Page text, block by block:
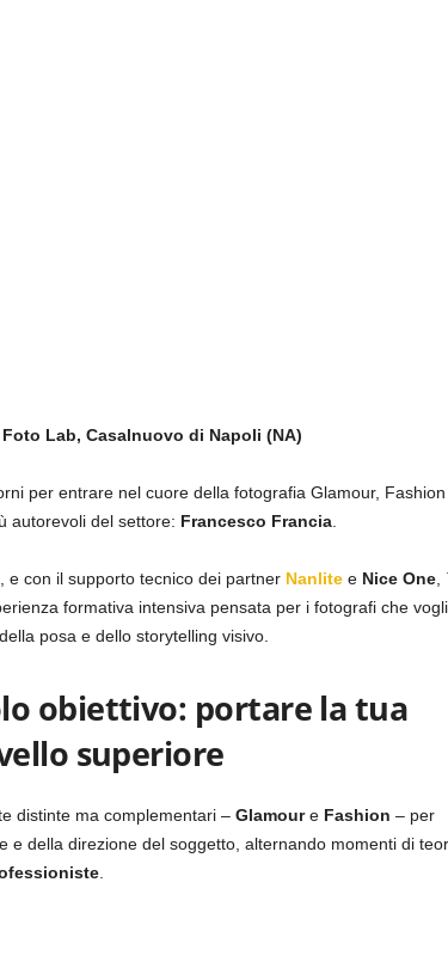
Lab, Casalnuovo di Napoli (NA)
per entrare nel cuore della fotografia Glamour,
autorevoli del settore: Francesco Francia.
, e con il supporto tecnico dei partner Nanlite e Nice One,
formativa intensiva pensata per i fotografi che
posa e dello storytelling visivo.
obiettivo: portare la tua
superiore
distinte ma complementari – Glamoure Fashion – per
e della direzione del soggetto, alternando momenti di
.